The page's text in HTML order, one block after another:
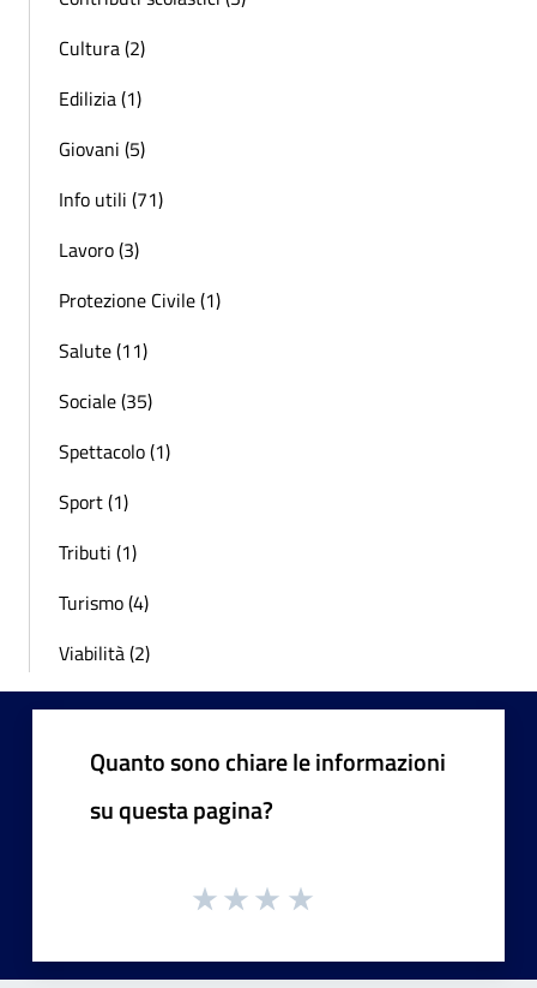
Cultura (2)
Edilizia (1)
Giovani (5)
Info utili (71)
Lavoro (3)
Protezione Civile (1)
Salute (11)
Sociale (35)
Spettacolo (1)
Sport (1)
Tributi (1)
Turismo (4)
Viabilità (2)
Quanto sono chiare le informazioni
su questa pagina?